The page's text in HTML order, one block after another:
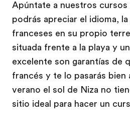
Trabajos
Únete al equipo
Apúntate a nuestros cursos
podrás apreciar el idioma,
franceses en su propio
situada frente a la playa y
excelente son garantías de
francés y te lo pasarás bien
verano el sol de Niza no
sitio ideal para hacer un